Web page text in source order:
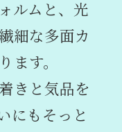
ルムと、光
細な多面カ
ます。
きと気品を
にもそっと